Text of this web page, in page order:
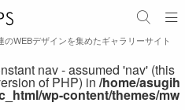
WEBデザインを集めたギャラリーサイト
nav - assumed 'nav' (this
of PHP) in /home/asugih
wp-content/themes/mw